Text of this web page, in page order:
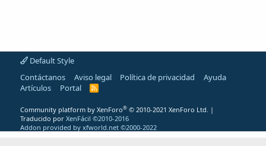
Default Style
Contáctanos
Aviso legal Política de privacidad
Ayuda
Artículos
Portal
R
Community platform by XenForo® © 2010-2021 XenForo Ltd. |
Traducido por XenFácil ©2010-2016
Addon provided by xfworld.net ©2000-2022